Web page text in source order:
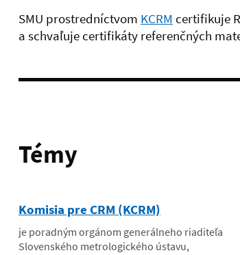
SMU prostredníctvom KCRM certifikuje
a schvaľuje certifikáty referenčných
Témy
Komisia pre CRM (KCRM)
je poradným orgánom generálneho riaditeľa
Slovenského metrologického ústavu,